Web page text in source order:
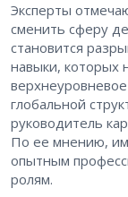
Эксперты
сменить сферу
становится
навыки, которых
глобальной
руководитель
По ее мнению,
опытным
ролям.